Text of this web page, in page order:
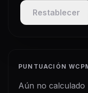
Restablecer
PUNTUACIÓN
Aún no calculado